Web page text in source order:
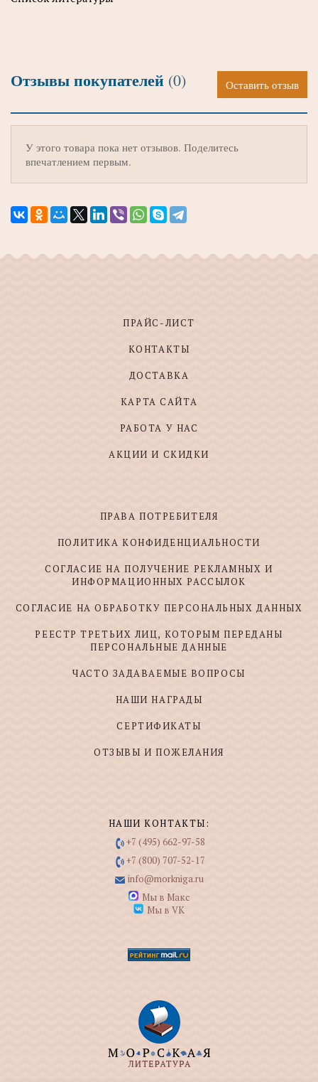
Отзывы покупателей (0) Оставить отзыв
У этого товара пока нет отзывов. Поделитесь
впечатлением первым.
ПРАЙС-ЛИСТ
КОНТАКТЫ
ДОСТАВКА
КАРТА САЙТА
РАБОТА У НАС
АКЦИИ И СКИДКИ
ПРАВА ПОТРЕБИТЕЛЯ
ПОЛИТИКА КОНФИДЕНЦИАЛЬНОСТИ
СОГЛАСИЕ НА ПОЛУЧЕНИЕ РЕКЛАМНЫХ И
ИНФОРМАЦИОННЫХ РАССЫЛОК
СОГЛАСИЕ НА ОБРАБОТКУ ПЕРСОНАЛЬНЫХ ДАННЫХ
РЕЕСТР ТРЕТЬИХ ЛИЦ, КОТОРЫМ ПЕРЕДАНЫ
ПЕРСОНАЛЬНЫЕ ДАННЫЕ
ЧАСТО ЗАДАВАЕМЫЕ ВОПРОСЫ
НАШИ НАГРАДЫ
СЕРТИФИКАТЫ
ОТЗЫВЫ И ПОЖЕЛАНИЯ
НАШИ КОНТАКТЫ:
+7 (495) 662-97-58
+7 (800) 707-52-17
info@morkniga.ru
Мы в Макс
Мы в VK